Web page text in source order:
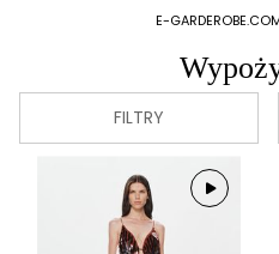
E-
FILTRY